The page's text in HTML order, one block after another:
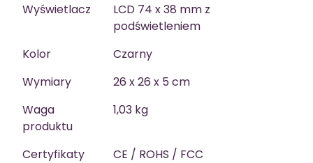
Wyświetlacz
LCD 74 x 38 mm z
podświetleniem
Kolor
Czarny
Wymiary
26 x 26 x 5 cm
Waga
produktu
1,03 kg
Certyfikaty
CE / ROHS / FCC